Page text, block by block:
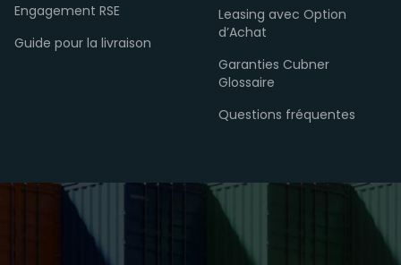
Engagement RSE
Guide pour la livraison
Leasing avec Option
d’Achat
Garanties Cubner
Glossaire
Questions fréquentes